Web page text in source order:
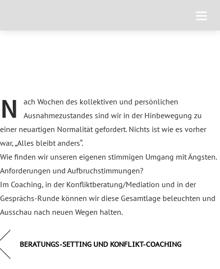
N
ach Wochen des kollektiven und persönlichen
Ausnahmezustandes sind wir in der Hinbewegung zu
einer neuartigen Normalität gefordert. Nichts ist wie es vorher
war, „Alles bleibt anders“.
Wie finden wir unseren eigenen stimmigen Umgang mit Ängsten.
Anforderungen und Aufbruchstimmungen?
Im Coaching, in der Konfliktberatung/Mediation und in der
Gesprächs-Runde können wir diese Gesamtlage beleuchten und
Ausschau nach neuen Wegen halten.
BERATUNGS-SETTING UND KONFLIKT-COACHING